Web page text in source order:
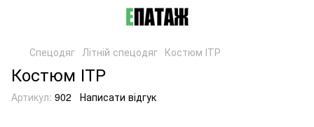
Спецодяг Літній спецодяг Костюм ІТР
Костюм ІТР
Артикул: 902 Написати відгук